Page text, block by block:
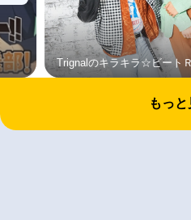
Trignalのキラキラ☆ビートＲ
もっと